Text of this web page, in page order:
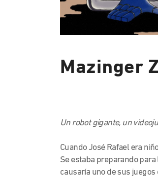
Mazinger
Un robot gigante, un
Cuando José Rafael era
Se estaba preparando
causaría uno de sus juegos